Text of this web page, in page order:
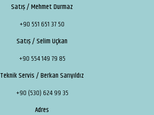
Satış / Mehmet Durmaz
+90 551 651 37 50
Satış / Selim Uçkan
+90 554 149 79 85
Teknik Servis / Berkan Sarıyıldız
+90 (530) 624 99 35
Adres